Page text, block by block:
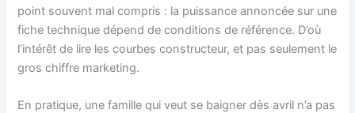
point souvent mal compris : la puissance annoncée sur une
fiche technique dépend de conditions de référence. D’où
l’intérêt de lire les courbes constructeur, et pas seulement le
gros chiffre marketing.
En pratique, une famille qui veut se baigner dès avril n’a pas